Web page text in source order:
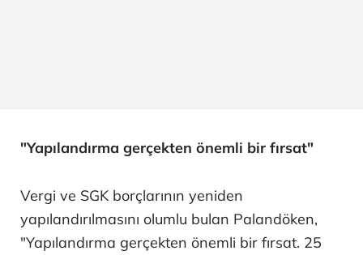
"Yapılandırma gerçekten önemli bir fırsat"
Vergi ve SGK borçlarının yeniden
yapılandırılmasını olumlu bulan Palandöken,
"Yapılandırma gerçekten önemli bir fırsat. 25